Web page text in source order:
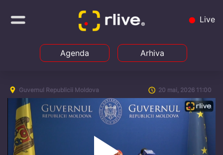
Live
Agenda Arhiva
Guvernul Republicii Moldova 20 mai, 2026 11:00